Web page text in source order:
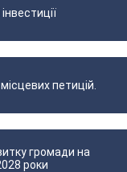
інвестиції
петицій.
громади на
роки